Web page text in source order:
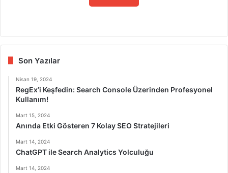
bo
dIn ub ra
Son Yazılar
Nisan 19, 2024
RegEx’i Keşfedin: Search Console Üzerinden Profesyonel
Kullanım!
Mart 15, 2024
Anında Etki Gösteren 7 Kolay SEO Stratejileri
Mart 14, 2024
ChatGPT ile Search Analytics Yolculuğu
Mart 14, 2024